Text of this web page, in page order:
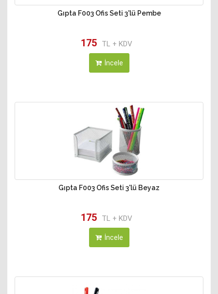
Gıpta F003 Ofis Seti 3'lü Pembe
175 TL + KDV
İncele
Gıpta F003 Ofis Seti 3'lü Beyaz
175 TL + KDV
İncele